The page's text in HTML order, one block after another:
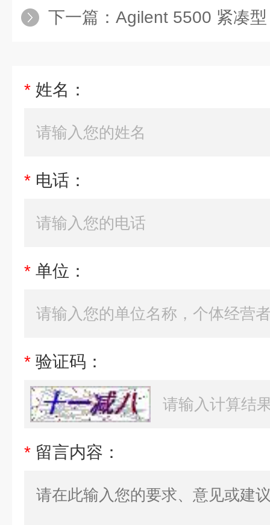
下一篇： Agilent 5500 紧凑
* 姓名：
* 电话：
* 单位：
* 验证码：
* 留言内容：